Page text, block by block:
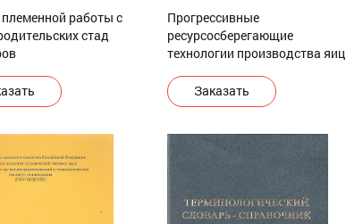
племенной работы с
стад
Прогрессивные
ресурсосберегающие
технологии производства яиц
Заказать